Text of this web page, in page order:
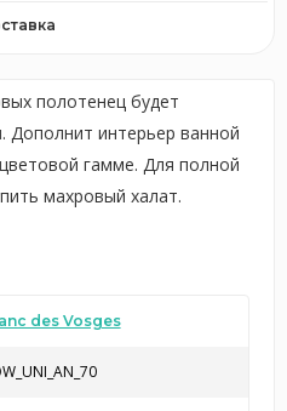
полотенец будет
Дополнит интерьер ванной
гамме. Для полной
махровый халат.
des Vosges